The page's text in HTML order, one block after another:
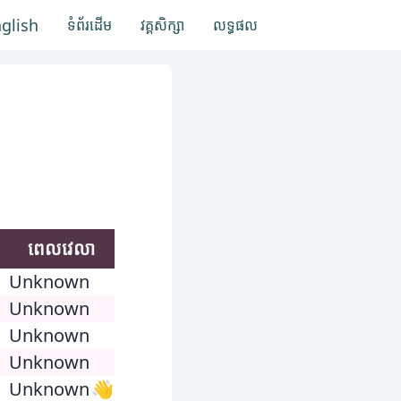
ទំព័រដើម វគ្គសិក្សា លទ្ធផល
ពេលវេលា
Unknown
Unknown
Unknown
Unknown
Unknown👋